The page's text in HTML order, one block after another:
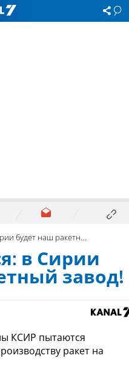
наш ракетный завод!
в Сирии
завод!
КСИР пытаются
ракет на